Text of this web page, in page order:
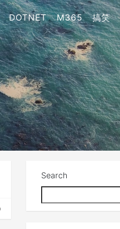
DOTNET M365 搞笑
Search